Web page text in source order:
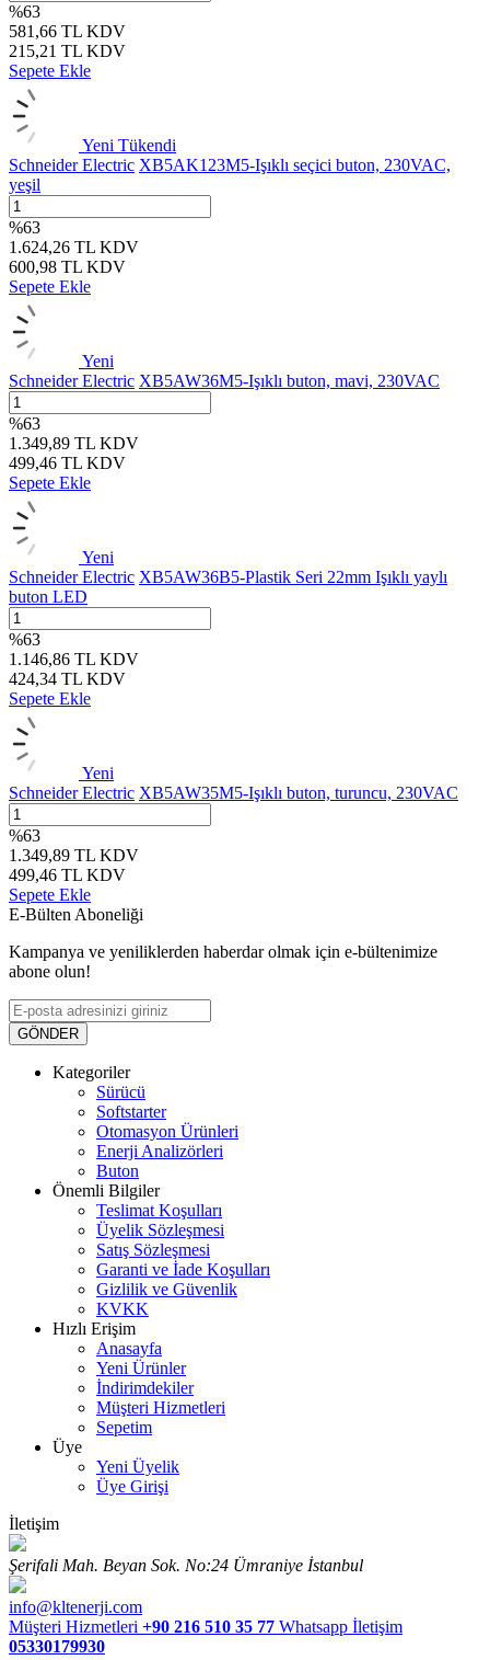
%63
581,66 TL KDV
215,21 TL KDV
Sepete Ekle
Yeni Tükendi
Schneider Electric XB5AK123M5-Işıklı seçici buton, 230VAC,
yeşil
%63
1.624,26 TL KDV
600,98 TL KDV
Sepete Ekle
Yeni
Schneider Electric XB5AW36M5-Işıklı buton, mavi, 230VAC
%63
1.349,89 TL KDV
499,46 TL KDV
Sepete Ekle
Yeni
Schneider Electric XB5AW36B5-Plastik Seri 22mm Işıklı yaylı
buton LED
%63
1.146,86 TL KDV
424,34 TL KDV
Sepete Ekle
Yeni
Schneider Electric XB5AW35M5-Işıklı buton, turuncu, 230VAC
%63
1.349,89 TL KDV
499,46 TL KDV
Sepete Ekle
E-Bülten Aboneliği
Kampanya ve yeniliklerden haberdar olmak için e-bültenimize
abone olun!
GÖNDER
Kategoriler
Sürücü
Softstarter
Otomasyon Ürünleri
Enerji Analizörleri
Buton
Önemli Bilgiler
Teslimat Koşulları
Üyelik Sözleşmesi
Satış Sözleşmesi
Garanti ve İade Koşulları
Gizlilik ve Güvenlik
KVKK
Hızlı Erişim
Anasayfa
Yeni Ürünler
İndirimdekiler
Müşteri Hizmetleri
Sepetim
Üye
Yeni Üyelik
Üye Girişi
İletişim
Şerifali Mah. Beyan Sok. No:24 Ümraniye İstanbul
info@kltenerji.com
Müşteri Hizmetleri +90 216 510 35 77 Whatsapp İletişim
05330179930